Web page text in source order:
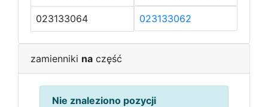
023133064 023133062
zamienniki na część
Nie znaleziono pozycji